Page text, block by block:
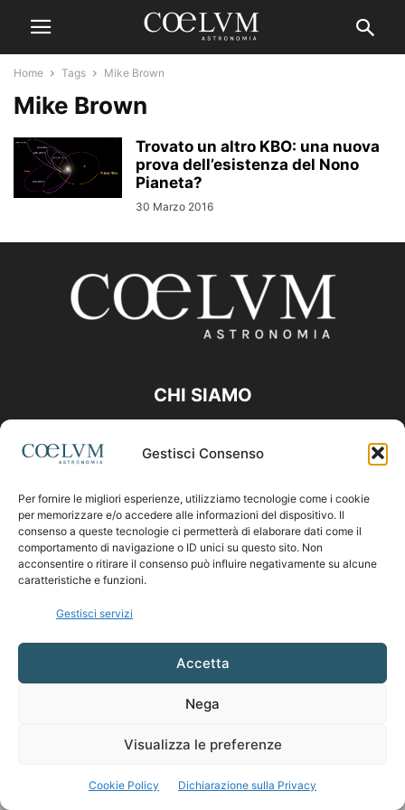
Gestisci Consenso
Per fornire le migliori esperienze, utilizziamo tecnologie come i cookie
per memorizzare e/o accedere alle informazioni del dispositivo. Il
consenso a queste tecnologie ci permetterà di elaborare dati come il
comportamento di navigazione o ID unici su questo sito. Non
acconsentire o ritirare il consenso può influire negativamente su alcune
caratteristiche e funzioni.
Gestisci servizi
Accetta
Nega
Visualizza le preferenze
Cookie Policy Dichiarazione sulla Privacy
Home Tags Mike Brown
Mike Brown
Trovato un altro KBO: una nuova
prova dell’esistenza del Nono
Pianeta?
30 Marzo 2016
CHI SIAMO
Contattaci:coelumastro@coelum.com
SEGUICI